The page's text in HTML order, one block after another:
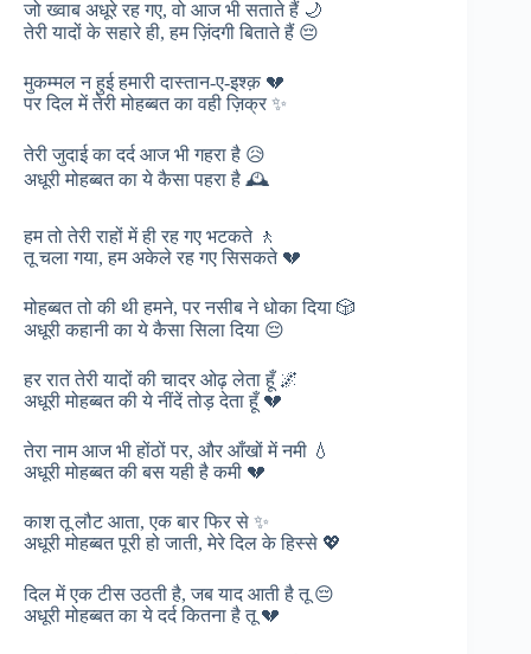
जो ख्वाब अधूरे रह गए, वो आज भी सताते हैं 🌙
तेरी यादों के सहारे ही, हम ज़िंदगी बिताते हैं 😔
मुकम्मल न हुई हमारी दास्तान-ए-इश्क़ 💔
पर दिल में तेरी मोहब्बत का वही ज़िक्र ✨
तेरी जुदाई का दर्द आज भी गहरा है 😥
अधूरी मोहब्बत का ये कैसा पहरा है 🕰️
हम तो तेरी राहों में ही रह गए भटकते 🚶
तू चला गया, हम अकेले रह गए सिसकते 💔
मोहब्बत तो की थी हमने, पर नसीब ने धोका दिया 🎲
अधूरी कहानी का ये कैसा सिला दिया 😔
हर रात तेरी यादों की चादर ओढ़ लेता हूँ 🌌
अधूरी मोहब्बत की ये नींदें तोड़ देता हूँ 💔
तेरा नाम आज भी होंठों पर, और आँखों में नमी 💧
अधूरी मोहब्बत की बस यही है कमी 💔
काश तू लौट आता, एक बार फिर से ✨
अधूरी मोहब्बत पूरी हो जाती, मेरे दिल के हिस्से 💖
दिल में एक टीस उठती है, जब याद आती है तू 😔
अधूरी मोहब्बत का ये दर्द कितना है तू 💔